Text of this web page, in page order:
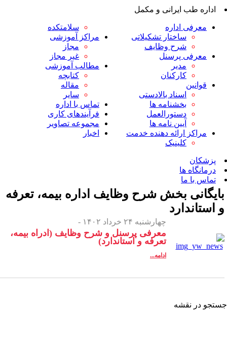
و مکمل
تشکیلاتی
وظایف
بالادستی
ها
نامه ها
دهنده خدمت
مراکز آموزشی
مطالب آموزشی
تماس با اداره
فرآیندهای کاری
مجموعه تصاویر
اخبار
بخششرح وظایف اداره بیمه، تعرفه
معرفی پرسنل و شرح وظایف (ادراه بیمه،
تعرفه و استاندارد)